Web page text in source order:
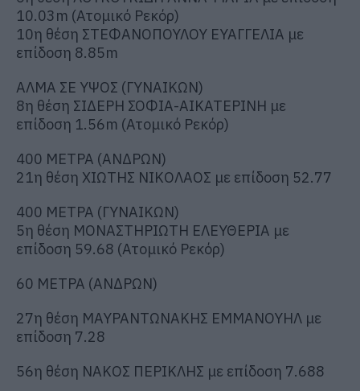
10.03m (Ατομικό Ρεκόρ)
10η θέση ΣΤΕΦΑΝΟΠΟΥΛΟΥ ΕΥΑΓΓΕΛΙΑ με
επίδοση 8.85m
ΑΛΜΑ ΣΕ ΥΨΟΣ (ΓΥΝΑΙΚΩΝ)
8η θέση ΣΙΔΕΡΗ ΣΟΦΙΑ-ΑΙΚΑΤΕΡΙΝΗ με
επίδοση 1.56m (Ατομικό Ρεκόρ)
400 ΜΕΤΡΑ (ΑΝΔΡΩΝ)
21η θέση ΧΙΩΤΗΣ ΝΙΚΟΛΑΟΣ με επίδοση 52.77
400 ΜΕΤΡΑ (ΓΥΝΑΙΚΩΝ)
5η θέση ΜΟΝΑΣΤΗΡΙΩΤΗ ΕΛΕΥΘΕΡΙΑ με
επίδοση 59.68 (Ατομικό Ρεκόρ)
60 ΜΕΤΡΑ (ΑΝΔΡΩΝ)
27η θέση ΜΑΥΡΑΝΤΩΝΑΚΗΣ ΕΜΜΑΝΟΥΗΛ με
επίδοση 7.28
56η θέση ΝΑΚΟΣ ΠΕΡΙΚΛΗΣ με επίδοση 7.688